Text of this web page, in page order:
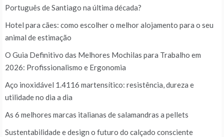
Português de Santiago na última década?
Hotel para cães: como escolher o melhor alojamento para o seu
animal de estimação
O Guia Definitivo das Melhores Mochilas para Trabalho em
2026: Profissionalismo e Ergonomia
Aço inoxidável 1.4116 martensítico: resistência, dureza e
utilidade no dia a dia
As 6 melhores marcas italianas de salamandras a pellets
Sustentabilidade e design o futuro do calçado consciente